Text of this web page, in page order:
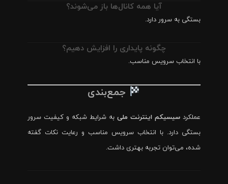
آیا همه کانال‌ها باز می‌شوند؟
بستگی به سرور دارد.
چگونه پایداری را افزایش دهیم؟
با انتخاب سرویس مناسب.
جمع‌بندی
عملکرد سیسیکم اینترنت ملیبه شرایط شبکه و کیفیت سرور
بستگی دارد. با انتخاب سرویس مناسب و رعایت نکات گفته
شده، می‌توان تجربه بهتری داشت.